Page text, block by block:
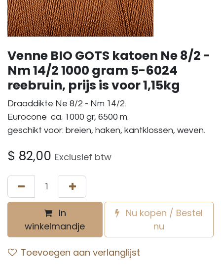
Venne BIO GOTS katoen Ne 8/2 -
Nm 14/2 1000 gram 5-6024
reebruin, prijs is voor 1,15kg
Draaddikte Ne 8/2 - Nm 14/2.
Eurocone ca. 1000 gr, 6500 m.
geschikt voor: breien, haken, kantklossen, weven.
$ 82,00 Exclusief btw
In
winkelmandje
Nu kopen / Bestel
nu
Toevoegen aan verlanglijst